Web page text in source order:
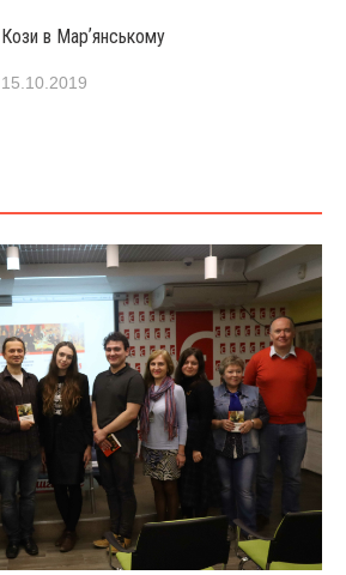
Кози в Марʼянському
15.10.2019